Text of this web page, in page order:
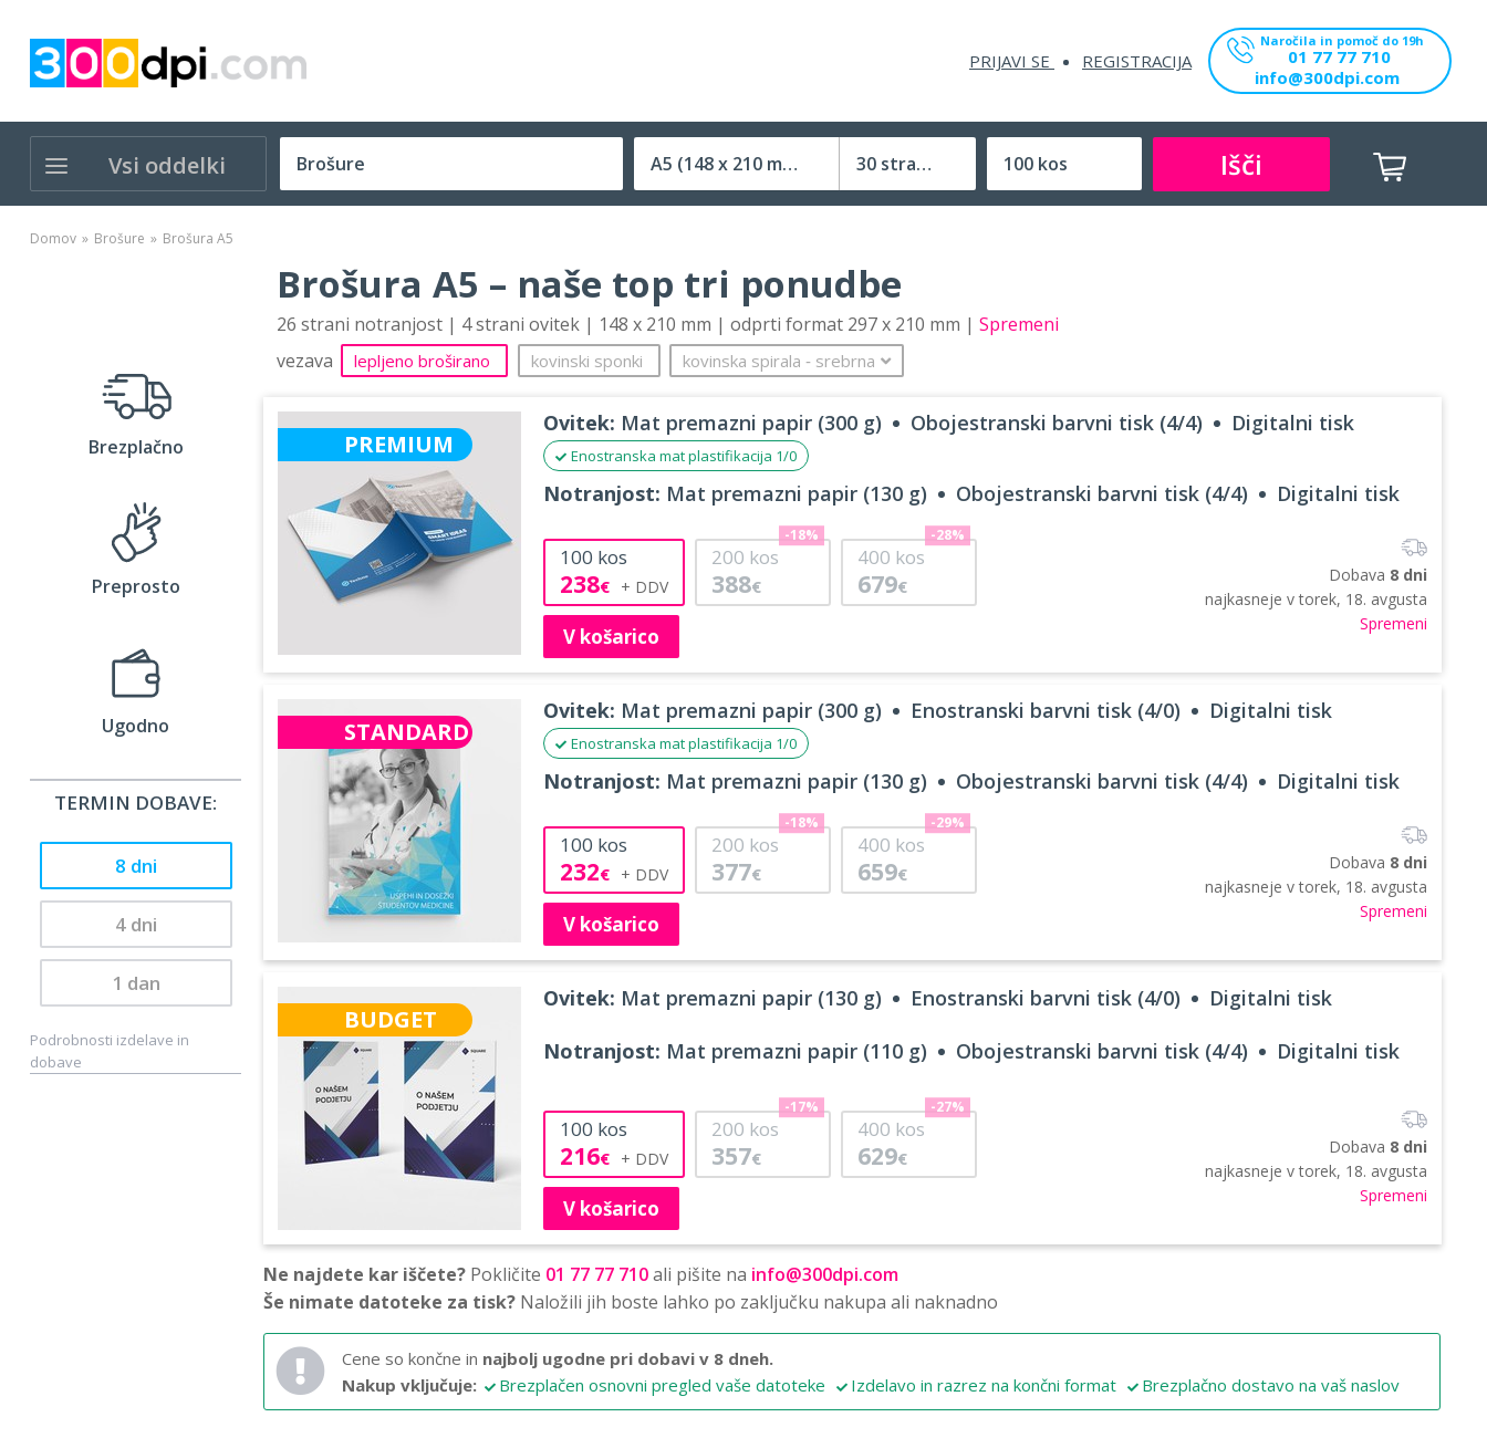
PRIJAVI SE REGISTRACIJA
Naročila in pomoč do 19h
01 77 77 710
info@300dpi.com
Vsi oddelki A5 (148 x 210 mm)
Velikost (zaprte) tiskovine
30 strani Išči
Domov Brošure Brošura A5
Brezplačno
Preprosto
Ugodno
TERMIN DOBAVE:
8 dni
4 dni
1 dan
Podrobnosti izdelave in
dobave
Brošura A5 – naše top tri ponudbe
26 strani notranjost | 4 strani ovitek | 148 x 210 mm | odprti format 297 x 210 mm | Spremeni
vezava
lepljeno broširano kovinski sponki kovinska spirala ‐ srebrna
PREMIUM
Ovitek: Mat premazni papir (300 g) Obojestranski barvni tisk (4/4) Digitalni tisk
Enostranska mat plastifikacija 1/0
Notranjost: Mat premazni papir (130 g) Obojestranski barvni tisk (4/4) Digitalni tisk
100 kos
238€
200 kos
388€
-18%
400 kos
679€
-28%
V košarico
Dobava 8 dni
najkasneje vtorek, 18. avgusta
Spremeni
STANDARD
Ovitek: Mat premazni papir (300 g) Enostranski barvni tisk (4/0) Digitalni tisk
Enostranska mat plastifikacija 1/0
Notranjost: Mat premazni papir (130 g) Obojestranski barvni tisk (4/4) Digitalni tisk
100 kos
232€
200 kos
377€
-18%
400 kos
659€
-29%
V košarico
Dobava 8 dni
najkasneje vtorek, 18. avgusta
Spremeni
BUDGET
Ovitek: Mat premazni papir (130 g) Enostranski barvni tisk (4/0) Digitalni tisk
Notranjost: Mat premazni papir (110 g) Obojestranski barvni tisk (4/4) Digitalni tisk
100 kos
216€
200 kos
357€
-17%
400 kos
629€
-27%
V košarico
Dobava 8 dni
najkasneje vtorek, 18. avgusta
Spremeni
Ne najdete kar iščete? Pokličite 01 77 77 710ali pišite na info@300dpi.com
Še nimate datoteke za tisk? Naložili jih boste lahko po zaključku nakupa ali naknadno
Cene so končne in najbolj ugodne pri dobavi v 8 dneh.
Nakup vključuje:
Brezplačen osnovni pregled vaše datoteke Izdelavo in razrez na končni format Brezplačno dostavo na vaš naslov